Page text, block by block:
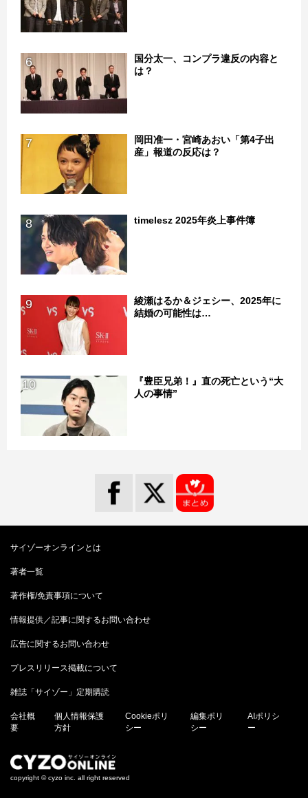
6
国分太一、コンプラ違反の内容と
は？
7
岡田准一・宮崎あおい「第4子出
産」報道の反応は？
8 timelesz 2025年炎上事件簿
9
綾瀬はるか＆ジェシー、2025年に
結婚の可能性は…
10
『豊臣兄弟！』直の死亡という“大
人の事情”
サイゾーオンラインとは
著者一覧
著作権/免責事項について
情報提供／記事に関するお問い合わせ
広告に関するお問い合わせ
プレスリリース掲載について
雑誌「サイゾー」定期購読
会社概
要
個人情報保護
方針
Cookieポリ
シー
編集ポリ
シー
AIポリシ
ー
copyright © cyzo inc. all right reserved